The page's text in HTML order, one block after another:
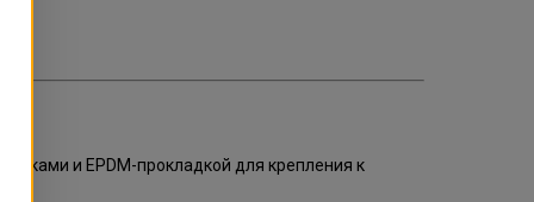
и EPDM-прокладкой для крепления к